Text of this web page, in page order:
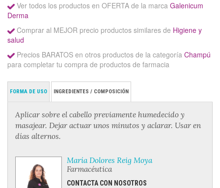
Ver todos los productos en OFERTA de la marca Galenicum
Derma
Comprar al MEJOR precio productos similares de Higiene y
salud
Precios BARATOS en otros productos de la categoría Champú
para completar tu compra de productos de farmacia
FORMA DE USO INGREDIENTES / COMPOSICIÓN
Aplicar sobre el cabello previamente humedecido y
masajear. Dejar actuar unos minutos y aclarar. Usar en
días alternos.
María Dolores Reig Moya
Farmacéutica
CONTACTA CON NOSOTROS